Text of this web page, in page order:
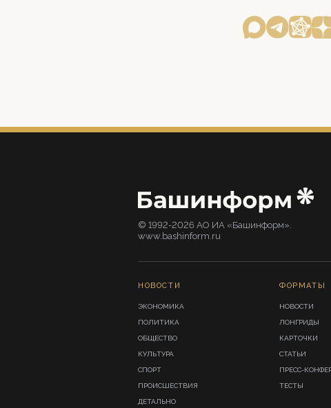
© 1992-2026 АО ИА «Башинформ».
www.bashinform.ru
НОВОСТИ
ЭКОНОМИКА
ПОЛИТИКА
ОБЩЕСТВО
КУЛЬТУРА
СПОРТ
ПРОИСШЕСТВИЯ
ДЕТАЛЬНО
ФОРМАТЫ
НОВОСТИ
ЛОНГРИДЫ
КАРТОЧКИ
СТАТЬИ
ПРЕСС-
ТЕСТЫ